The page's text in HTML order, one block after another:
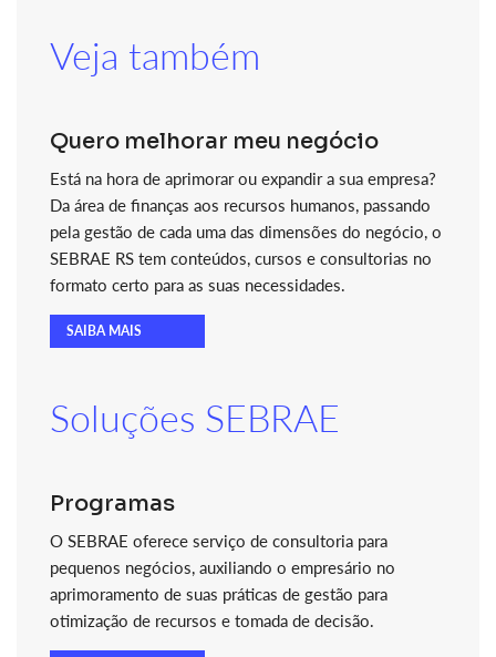
Veja também
Quero melhorar meu negócio
Está na hora de aprimorar ou expandir a sua empresa?
Da área de finanças aos recursos humanos, passando
pela gestão de cada uma das dimensões do negócio, o
SEBRAE RS tem conteúdos, cursos e consultorias no
formato certo para as suas necessidades.
SAIBA MAIS
Soluções SEBRAE
Programas
O SEBRAE oferece serviço de consultoria para
pequenos negócios, auxiliando o empresário no
aprimoramento de suas práticas de gestão para
otimização de recursos e tomada de decisão.